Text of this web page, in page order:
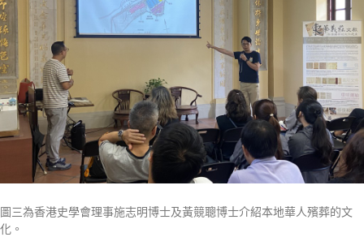
圖三為香港史學會理事施志明博士及黃競聰博士介紹本地華人殯葬的文
化。